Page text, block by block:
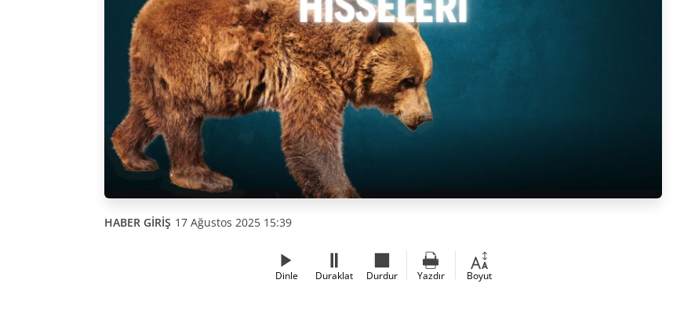
HABER GİRİŞ 17 Ağustos 2025 15:39
Dinle Duraklat Durdur Yazdır Boyut